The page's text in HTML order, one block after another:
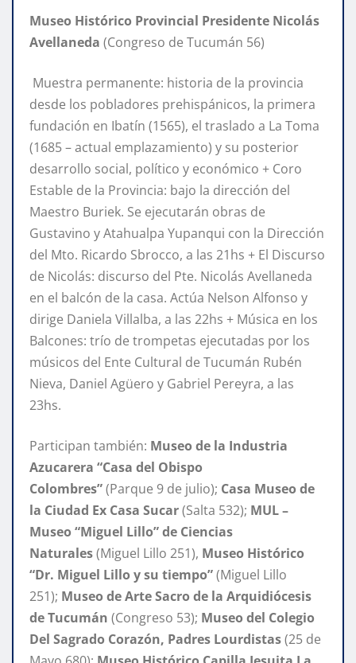
Museo Histórico Provincial Presidente Nicolás
Avellaneda (Congreso de Tucumán 56)
Muestra permanente: historia de la provincia
desde los pobladores prehispánicos, la primera
fundación en Ibatín (1565), el traslado a La Toma
(1685 – actual emplazamiento) y su posterior
desarrollo social, político y económico + Coro
Estable de la Provincia: bajo la dirección del
Maestro Buriek. Se ejecutarán obras de
Gustavino y Atahualpa Yupanqui con la Dirección
del Mto. Ricardo Sbrocco, a las 21hs + El Discurso
de Nicolás: discurso del Pte. Nicolás Avellaneda
en el balcón de la casa. Actúa Nelson Alfonso y
dirige Daniela Villalba, a las 22hs + Música en los
Balcones: trío de trompetas ejecutadas por los
músicos del Ente Cultural de Tucumán Rubén
Nieva, Daniel Agüero y Gabriel Pereyra, a las
23hs.
Participan también: Museo de la Industria
Azucarera “Casa del Obispo
Colombres”(Parque 9 de julio); Casa Museo de
la Ciudad Ex Casa Sucar(Salta 532); MUL –
Museo “Miguel Lillo” de Ciencias
Naturales(Miguel Lillo 251), Museo Histórico
“Dr. Miguel Lillo y su tiempo”(Miguel Lillo
251); Museo de Arte Sacro de la Arquidiócesis
de Tucumán (Congreso 53); Museo del Colegio
Del Sagrado Corazón, Padres Lourdistas(25 de